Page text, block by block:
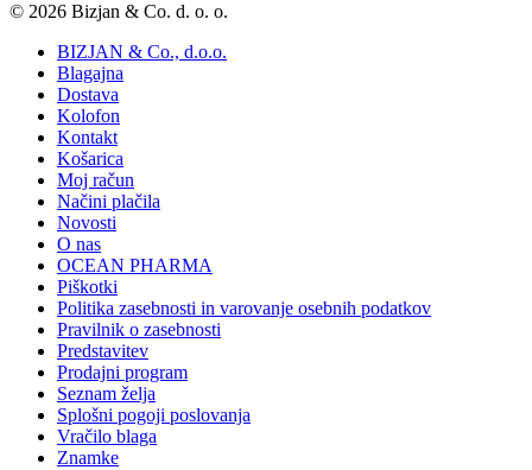
© 2026 Bizjan & Co. d. o. o.
BIZJAN & Co., d.o.o.
Blagajna
Dostava
Kolofon
Kontakt
Košarica
Moj račun
Načini plačila
Novosti
O nas
OCEAN PHARMA
Piškotki
Politika zasebnosti in varovanje osebnih podatkov
Pravilnik o zasebnosti
Predstavitev
Prodajni program
Seznam želja
Splošni pogoji poslovanja
Vračilo blaga
Znamke